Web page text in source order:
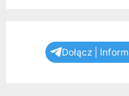
Dołącz |